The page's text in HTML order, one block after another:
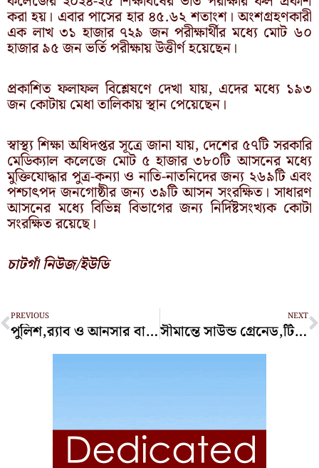
করা হয়। এবার পাসের হার ৪৫.৬২ শতাংশ। অংশগ্রহণকারী
এক লাখ ৩১ হাজার ৭২৯ জন পরীক্ষার্থীর মধ্যে মোট ৬০
হাজার ৯৫ জন ভর্তি পরীক্ষায় উত্তীর্ণ হয়েছেন।
প্রকাশিত ফলাফল বিশ্লেষণে দেখা যায়, এদের মধ্যে ১৯৩
জন কোটায় মেধা তালিকায় স্থান পেয়েছেন।
স্বাস্থ্য শিক্ষা অধিদপ্তর সূত্রে জানা যায়, দেশের ৫৭টি সরকারি
মেডিক্যাল কলেজে মোট ৫ হাজার ৩৮০টি আসনের মধ্যে
মুক্তিযোদ্ধার পুত্র-কন্যা ও নাতি-নাতনিদের জন্য ২৬৯টি এবং
পশ্চাৎপদ জনগোষ্ঠীর জন্য ৩৯টি আসন সংরক্ষিত। সাধারণ
আসনের মধ্যে বিভিন্ন বিভাগের জন্য নির্দিষ্টসংখ্যক কোটা
সংরক্ষিত রয়েছে।
চাটগাঁ নিউজ/ইউডি
Prev
PREVIOUS
পুলিশ,র‌্যাব ও আনসার বাহিনীর নতুন পোশাক নির্ধারণ
NEXT
সীমান্তে সাউন্ড গ্রেনেড,টিয়ারশেল ছোড়ার অনুমতি পেল বিজিবি